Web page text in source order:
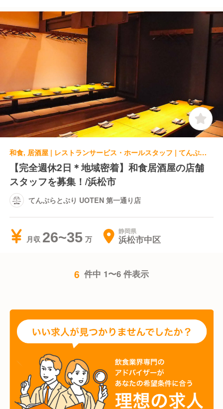
和食, 居酒屋 | レストランサービス・ホールスタッフ | てんぷらとぶり UOTEN 第一通り店
【完全週休2日＊地域密着】和食居酒屋の店舗
スタッフを募集！/浜松市
てんぷらとぶり UOTEN 第一通り店
月収 26~35 静岡県
浜松市中区
6 件中 1〜6 件表示